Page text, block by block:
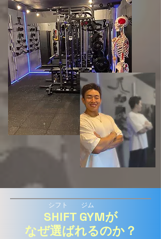
​シフト ジム
SHIFT GYMが
なぜ選ばれるのか？